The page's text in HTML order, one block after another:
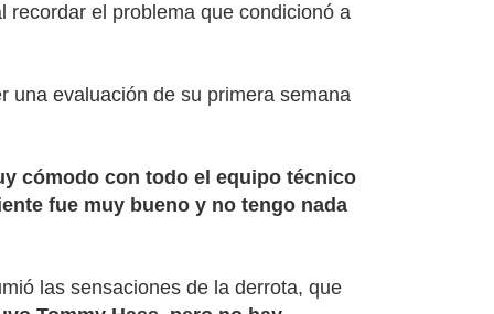
recordar el problema que condicionó a
una evaluación de su primera semana
cómodo con todo el equipo técnico
fue muy bueno y no tengo nada
las sensaciones de la derrota, que